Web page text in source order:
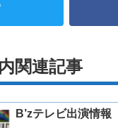
関連記事
B’zテレビ出演情報